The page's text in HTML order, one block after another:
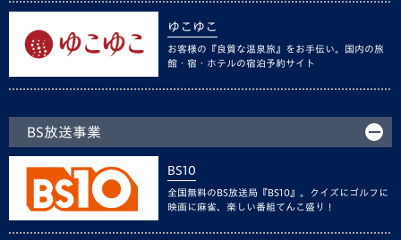
ゆこゆこ
お客様の『良質な温泉旅』をお手伝い。国内の旅
館・宿・ホテルの宿泊予約サイト
BS放送事業
BS10
全国無料のBS放送局『BS10』。クイズにゴルフに
映画に麻雀、楽しい番組てんこ盛り！